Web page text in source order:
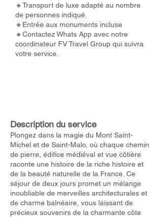
🔸Transport de luxe adapté au nombre
de personnes indiqué.
🔸Entrée aux monuments incluse
🔸Contactez Whats App avec notre
coordinateur FV Travel Group qui suivra
votre service.
Description du service
Plongez dans la magie du Mont Saint-
Michel et de Saint-Malo, où chaque chemin
de pierre, édifice médiéval et vue côtière
raconte une histoire de la riche histoire et
de la beauté naturelle de la France. Ce
séjour de deux jours promet un mélange
inoubliable de merveilles architecturales et
de charme balnéaire, vous laissant de
précieux souvenirs de la charmante côte